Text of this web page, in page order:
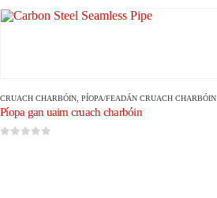
CRUACH CHARBÓIN PÍOPA/FEADÁN CRUACH CHARBÓIN
Píopa gan uaim cruach charbóin